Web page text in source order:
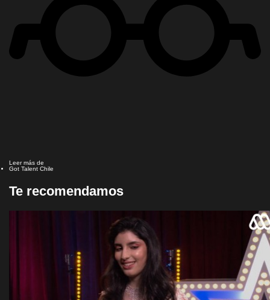
Leer más de
Got Talent Chile
Te recomendamos